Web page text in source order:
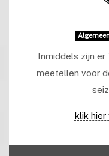
Inmiddels zijn
meetellen voor
klik hier